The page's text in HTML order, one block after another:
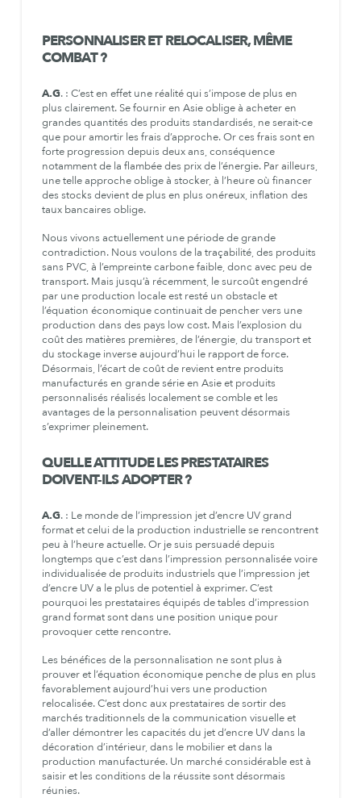
PERSONNALISER ET RELOCALISER, MÊME
COMBAT ?
A.G. : C’est en effet une réalité qui s’impose de plus en
plus clairement. Se fournir en Asie oblige à acheter en
grandes quantités des produits standardisés, ne serait-ce
que pour amortir les frais d’approche. Or ces frais sont en
forte progression depuis deux ans, conséquence
notamment de la flambée des prix de l’énergie. Par ailleurs,
une telle approche oblige à stocker, à l’heure où financer
des stocks devient de plus en plus onéreux, inflation des
taux bancaires oblige.
Nous vivons actuellement une période de grande
contradiction. Nous voulons de la traçabilité, des produits
sans PVC, à l’empreinte carbone faible, donc avec peu de
transport. Mais jusqu’à récemment, le surcoût engendré
par une production locale est resté un obstacle et
l’équation économique continuait de pencher vers une
production dans des pays low cost. Mais l’explosion du
coût des matières premières, de l’énergie, du transport et
du stockage inverse aujourd’hui le rapport de force.
Désormais, l’écart de coût de revient entre produits
manufacturés en grande série en Asie et produits
personnalisés réalisés localement se comble et les
avantages de la personnalisation peuvent désormais
s’exprimer pleinement.
QUELLE ATTITUDE LES PRESTATAIRES
DOIVENT-ILS ADOPTER ?
A.G. : Le monde de l’impression jet d’encre UV grand
format et celui de la production industrielle se rencontrent
peu à l’heure actuelle. Or je suis persuadé depuis
longtemps que c’est dans l’impression personnalisée voire
individualisée de produits industriels que l’impression jet
d’encre UV a le plus de potentiel à exprimer. C’est
pourquoi les prestataires équipés de tables d’impression
grand format sont dans une position unique pour
provoquer cette rencontre.
Les bénéfices de la personnalisation ne sont plus à
prouver et l’équation économique penche de plus en plus
favorablement aujourd’hui vers une production
relocalisée. C’est donc aux prestataires de sortir des
marchés traditionnels de la communication visuelle et
d’aller démontrer les capacités du jet d’encre UV dans la
décoration d’intérieur, dans le mobilier et dans la
production manufacturée. Un marché considérable est à
saisir et les conditions de la réussite sont désormais
réunies.